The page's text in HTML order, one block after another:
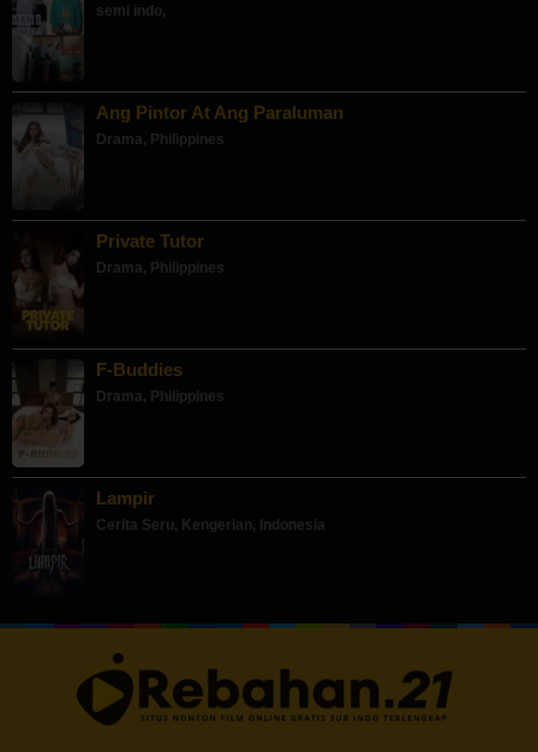
semi indo,
Ang Pintor At Ang Paraluman
Drama, Philippines
Private Tutor
Drama, Philippines
F-Buddies
Drama, Philippines
Lampir
Cerita Seru, Kengerian, Indonesia